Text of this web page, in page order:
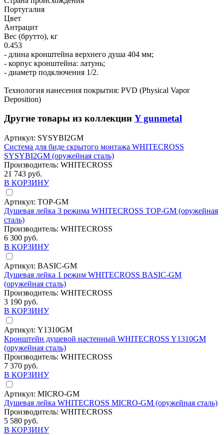
Португалия
Цвет
Антрацит
Вес (брутто), кг
0.453
- длина кронштейна верхнего душа 404 мм;
- корпус кронштейна: латунь;
- диаметр подключения 1/2.
Технология нанесения покрытия: PVD (Physical Vapor
Deposition)
Другие товары из коллекции Y gunmetal
Артикул: SYSYBI2GM
Система для биде скрытого монтажа WHITECROSS
SYSYBI2GM (оружейная сталь)
Производитель: WHITECROSS
21 743 руб.
В КОРЗИНУ
Артикул: TOP-GM
Душевая лейка 3 режима WHITECROSS TOP-GM (оружейная
сталь)
Производитель: WHITECROSS
6 300 руб.
В КОРЗИНУ
Артикул: BASIC-GM
Душевая лейка 1 режим WHITECROSS BASIC-GM
(оружейная сталь)
Производитель: WHITECROSS
3 190 руб.
В КОРЗИНУ
Артикул: Y1310GM
Кронштейн душевой настенный WHITECROSS Y1310GM
(оружейная сталь)
Производитель: WHITECROSS
7 370 руб.
В КОРЗИНУ
Артикул: MICRO-GM
Душевая лейка WHITECROSS MICRO-GM (оружейная сталь)
Производитель: WHITECROSS
5 580 руб.
В КОРЗИНУ